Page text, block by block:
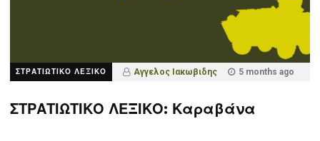
ΣΤΡΑΤΙΩΤΙΚΟ ΛΕΞΙΚΟ Αγγελος Ιακωβιδης 5 months ago
ΣΤΡΑΤΙΩΤΙΚΟ ΛΕΞΙΚΟ: Καραβάνα